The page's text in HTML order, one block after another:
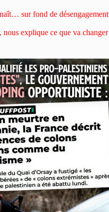
sur fond de désengagement
explique ce que va changer